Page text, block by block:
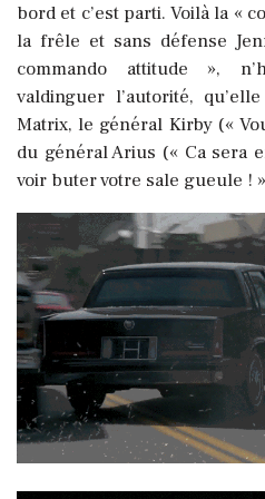
bord et c’est parti. Voilà la «
la frêle et sans défense
commando attitude »,
valdinguer l’autorité,
Matrix, le général Kirby («
du général Arius (« Ca sera
voir buter votre sale gueule !